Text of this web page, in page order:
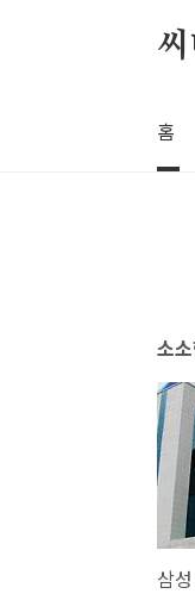
씨
홈
소
삼